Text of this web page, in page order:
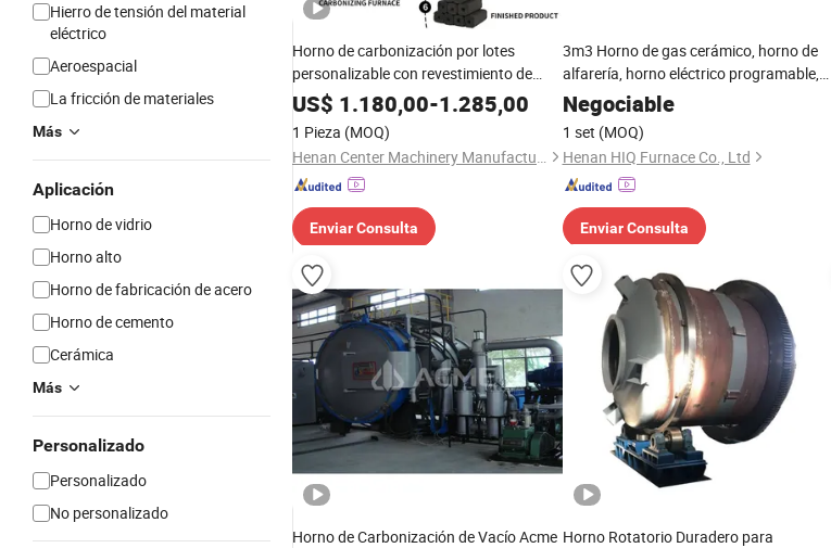
Hierro de tensión del material
eléctrico
Aeroespacial
La fricción de materiales
Más
Aplicación
Horno de vidrio
Horno alto
Horno de fabricación de acero
Horno de cemento
Cerámica
Más
Personalizado
Personalizado
No personalizado
Horno de carbonización por lotes
personalizable con revestimiento de
ladrillo refractario y aislamiento de
algodón ignífugo para cáscara de coco
US$ 1.180,00-1.285,00
1 Pieza (MOQ)
Henan Center Machinery Manufacturing Co., Ltd.
Enviar Consulta
3m3 Horno de gas cerámico, horno de
alfarería, horno eléctrico programable,
horno de ladrillo refractario, horno de
alfarería o horno para cerámica,
cerámica eléctrica
Negociable
1 set (MOQ)
Henan HIQ Furnace Co., Ltd
Enviar Consulta
Horno de Carbonización de Vacío Acme Horno Rotatorio Duradero para